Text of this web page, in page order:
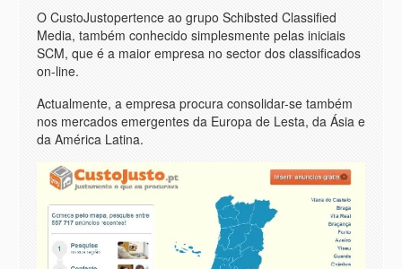
O CustoJustopertence ao grupo Schibsted Classified
Media, também conhecido simplesmente pelas iniciais
SCM, que é a maior empresa no sector dos classificados
on-line.
Actualmente, a empresa procura consolidar-se também
nos mercados emergentes da Europa de Lesta, da Ásia e
da América Latina.